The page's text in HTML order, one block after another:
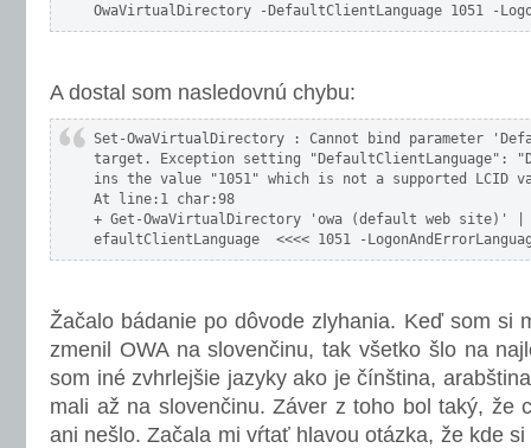
OwaVirtualDirectory -DefaultClientLanguage 1051 -
A dostal som nasledovnú chybu:
Set-OwaVirtualDirectory : Cannot bind parameter
target. Exception setting "DefaultClientLanguage":
ins the value "1051" which is not a supported LCID
At line:1 char:98
+ Get-OwaVirtualDirectory 'owa (default web site)' |
efaultClientLanguage  <<<< 1051 -
Žačalo bádanie po dôvode zlyhania. Keď som si
zmenil OWA na slovenčinu, tak všetko šlo na
som iné zvhrlejšie jazyky ako je čínština,
mali až na slovenčinu. Záver z toho bol taký, že
ani nešlo. Začala mi vŕtať hlavou otázka, že kde